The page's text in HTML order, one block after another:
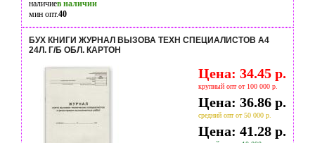
наличиев наличии
мин опт.40
БУХ КНИГИ ЖУРНАЛ ВЫЗОВА ТЕХН СПЕЦИАЛИСТОВ А4
24Л. Г/Б ОБЛ. КАРТОН
Цена: 34.45 р.
крупный опт от 100 000 р.
Цена: 36.86 р.
средний опт от 50 000 р.
Цена: 41.28 р.